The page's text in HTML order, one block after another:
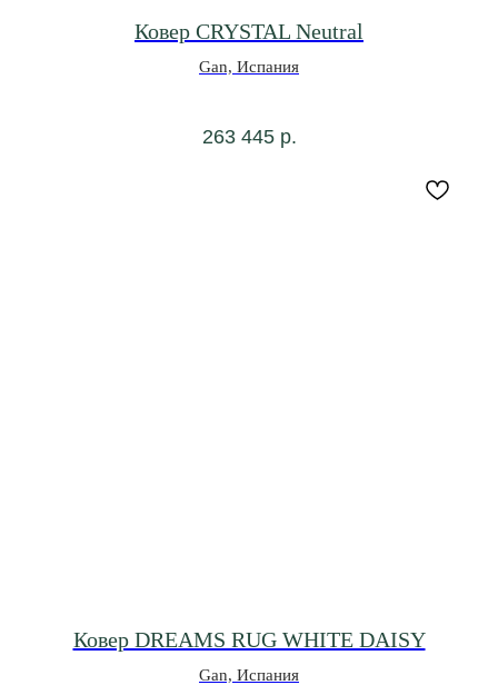
Ковер CRYSTAL Neutral
Gan, Испания
263 445 р.
Ковер DREAMS RUG WHITE DAISY
Gan, Испания